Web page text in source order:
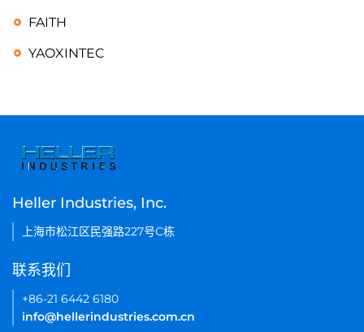
FAITH
YAOXINTEC
Heller Industries, Inc.
上海市松江区民强路227号C栋
联系我们
+86-21 6442 6180
info@hellerindustries.com.cn